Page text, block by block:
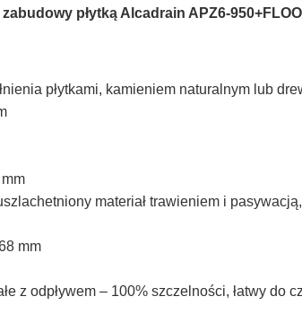
płytką Alcadrain APZ6-
płytkami, kamieniem naturalnym lub
materiał trawieniem i
mm
z odpływem – 100% szczelności, łatwy do